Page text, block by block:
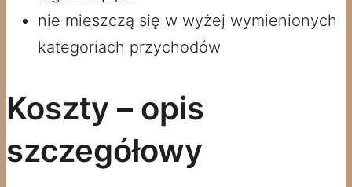
nie mieszczą się w wyżej wymienionych
kategoriach przychodów
Koszty – opis
szczegółowy